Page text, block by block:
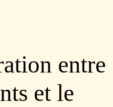
entre
et le